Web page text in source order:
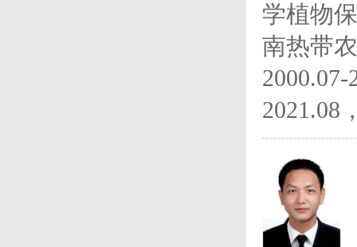
学植物
南热带
2021.08